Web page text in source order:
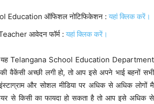
Education ऑफिशल नोटिफिकेशन :यहां क्लिक करें।
आवेदन फॉर्म :यहां क्लिक करें।
यह Telangana School Education Department
वैकेंसी अच्छी लगी हो, तो आप इसे अपने भाई बहनों सभी
और सोशल मीडिया पर अधिक से अधिक लोगों मै
से किसी का फायदा हो सकता है तो आप इसे अधिक से